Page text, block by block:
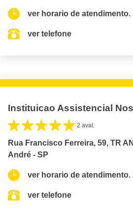
ver horario de atendimento.
ver telefone
Instituicao Assistencial
2 aval.
Rua Francisco Ferreira, 59, TR
André - SP
ver horario de atendimento.
ver telefone